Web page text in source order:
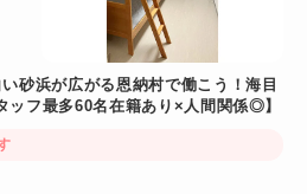
砂浜が広がる恩納村で働こう！海目
ッフ最多60名在籍あり×人間関係◎】